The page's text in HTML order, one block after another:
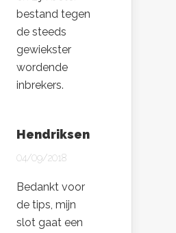
bestand tegen
de steeds
gewiekster
wordende
inbrekers.
Hendriksen
04/09/2018
Bedankt voor
de tips, mijn
slot gaat een